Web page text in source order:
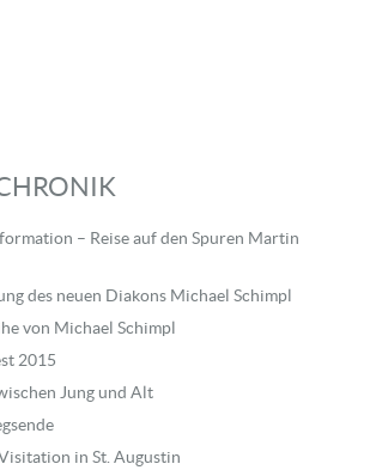
– Reise auf den Spuren Martin
des neuen Diakons Michael Schimpl
von Michael Schimpl
2015
Jung und Alt
in St. Augustin